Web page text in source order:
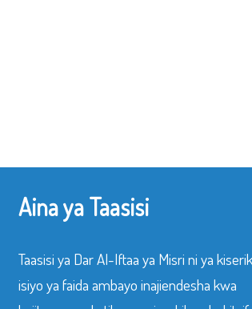
Aina ya Taasisi
Taasisi ya Dar Al-Iftaa ya Misri ni ya
isiyo ya faida ambayo inajiendesha kwa